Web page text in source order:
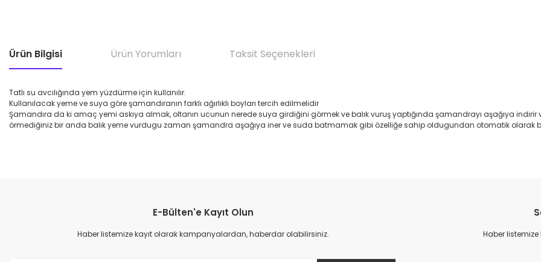
Ürün Bilgisi Ürün Yorumları Taksit Seçenekleri
Tatlı su avcılığında yem yüzdürme için kullanılır.
Kullanılacak yeme ve suya göre şamandıranın farklı ağırlıklı boyları tercih edilmelidir
Şamandıra da ki amaç yemi askıya almak, oltanın ucunun nerede suya girdiğini görmek ve balık vuruş yaptığında şamandrayı aşağıya
örmediğiniz bir anda balık yeme vurdugu zaman şamandra aşağıya iner ve suda batmamak gibi özelliğe sahip oldugundan otomatik olarak
E-Bülten'e Kayıt Olun
Haber listemize kayıt olarak kampanyalardan, haberdar olabilirsiniz. Haber